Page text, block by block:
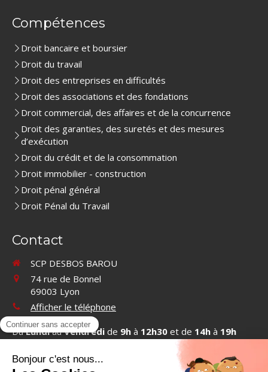
Compétences
Droit bancaire et boursier
Droit du travail
Droit des entreprises en difficultés
Droit des associations et des fondations
Droit commercial, des affaires et de la concurrence
Droit des garanties, des suretés et des mesures
d’exécution
Droit du crédit et de la consommation
Droit immobilier - construction
Droit pénal général
Droit Pénal du Travail
Contact
SCP DESBOS BAROU
74 rue de Bonnel
69003 Lyon
Afficher le téléphone
DuLundiauVendredi de 9h à 12h30 et de 14h à 19h
Contacter SCP DESBOS BAROU